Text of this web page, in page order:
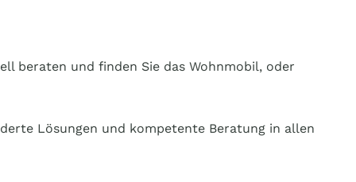
beraten und finden Sie das Wohnmobil, oder
Lösungen und kompetente Beratung in allen